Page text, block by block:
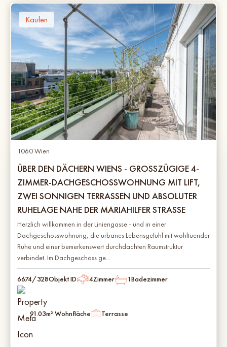
Kaufen
1060 Wien
ÜBER DEN DÄCHERN WIENS - GROSSZÜGIGE 4-Z
IMMER-DACHGESCHOSSWOHNUNG MIT LIFT, Z
WEI SONNIGEN TERRASSEN UND ABSOLUTER R
UHELAGE NAHE DER MARIAHILFER STRASSE
Herzlich willkommen in der Liniengasse - und in einer
Dachgeschosswohnung, die urbanes Lebensgefühl mit wohltuender
Ruhe und einer bemerkenswert durchdachten Raumstruktur
verbindet. Im Dachgeschoss ge...
6674/328Objekt ID 4Zimmer 1Badezimmer
91.03m² Wohnfläche Terrasse